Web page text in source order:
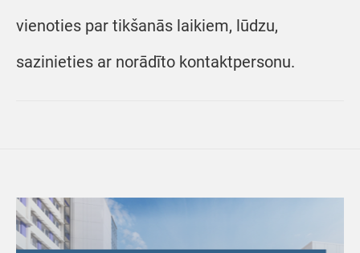
vienoties par tikšanās laikiem, lūdzu,
sazinieties ar norādīto kontaktpersonu.